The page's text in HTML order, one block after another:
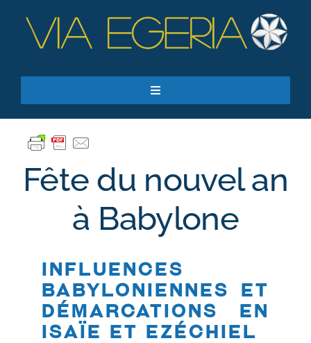
contenu
Toggle
Accueil
Ressources
Qui sommes-nous ?
RECHERCHER:
S’inscrire à la newsletter
Fête du nouvel an
à Babylone
Influences
babyloniennes et
démarcations en
Isaïe et Ezéchiel